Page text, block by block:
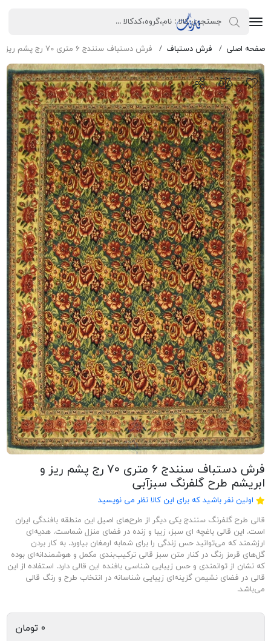
صفحه اصلی فرش دستباف فرش دستباف سنندج ۶ متری ۷۰ رج پشم ریز و ابریشم طرح گلفرنگ سبزآبی
فرش دستباف سنندج ۶ متری ۷۰ رج پشم ریز و
ابریشم طرح گلفرنگ سبزآبی
اولین نفر باشید که برای این کالا نظر می نویسید
قالی طرح گلفرنگ سنندج یکی دیگر از طرح‌های اصیل این منطقه بافندگی ایران
است. این قالی باغچه ای سبز، زیبا و زنده در فضای منزل شماست. هدیه‌ای
ارزشمند که می‌توانید حس زندگی را برای شمابه ارمغان بیاورد. به کار بردن
گل‌های قرمز رنگ در کنار متن سبز قالی ترکیب‌بندی مکمل و هوشمندانه‌ای بوده
که نشان از توانمندی و حس زیبایی شناسی بافنده این قالی دارد. استفاده از این
قالی در فضای نشیمن گزینه‌ای زیبایی شناسانه در انتخاب طرح و رنگ قالی
می‌باشد.
۰ تومان